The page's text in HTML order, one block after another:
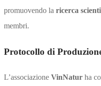
promuovendo la ricerca
membri.
Protocollo di
L’associazione VinNatur ha